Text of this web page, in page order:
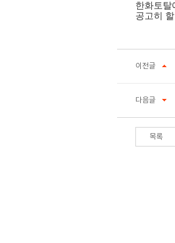
한화토탈
공고히
이전글
다음글
목록